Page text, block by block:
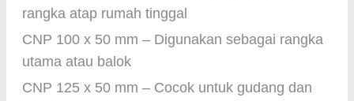
rangka atap rumah tinggal
CNP 100 x 50 mm – Digunakan sebagai rangka
utama atau balok
CNP 125 x 50 mm – Cocok untuk gudang dan